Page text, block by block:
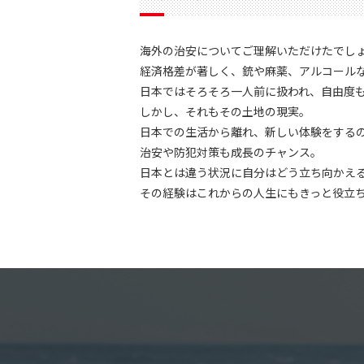
海外の治安についてご理解いただけたでし
経済格差が著しく、銃や麻薬、アルコール
日本ではそろそろ一人前に扱われ、自由
しかし、それもその土地の現実。
日本での生活から離れ、新しい体験をする
治安や防犯対策も成長のチャンス。
日本とは違う状況に自分はどう立ち向か
その経験はこれからの人生にもきっと役立